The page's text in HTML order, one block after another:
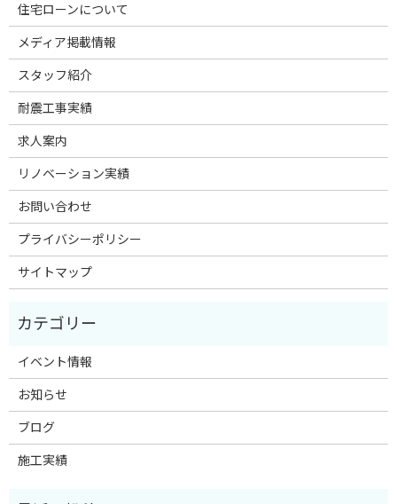
住宅ローンについて
メディア掲載情報
スタッフ紹介
耐震工事実績
求人案内
リノベーション実績
お問い合わせ
プライバシーポリシー
サイトマップ
イベント情報
お知らせ
ブログ
施工実績